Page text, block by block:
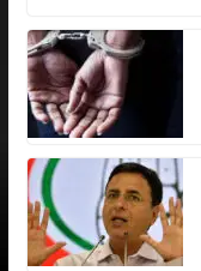
at
s
A
p
p
e
b
o
k